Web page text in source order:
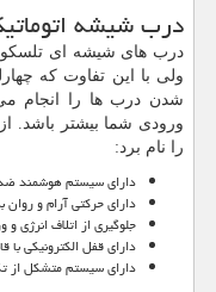
درب شیشه
درب های شیشه ای
ولی با این تفاوت که
شدن درب ها را انجام
ورودی شما بیشتر باشد.
را نام برد:
دارای سیستم هوشمند ضد
دارای حرکتی آرام و روان
جلوگیری از اتلاف انرژی
دارای قفل الکترونیکی
دارای سیستم متشکل از